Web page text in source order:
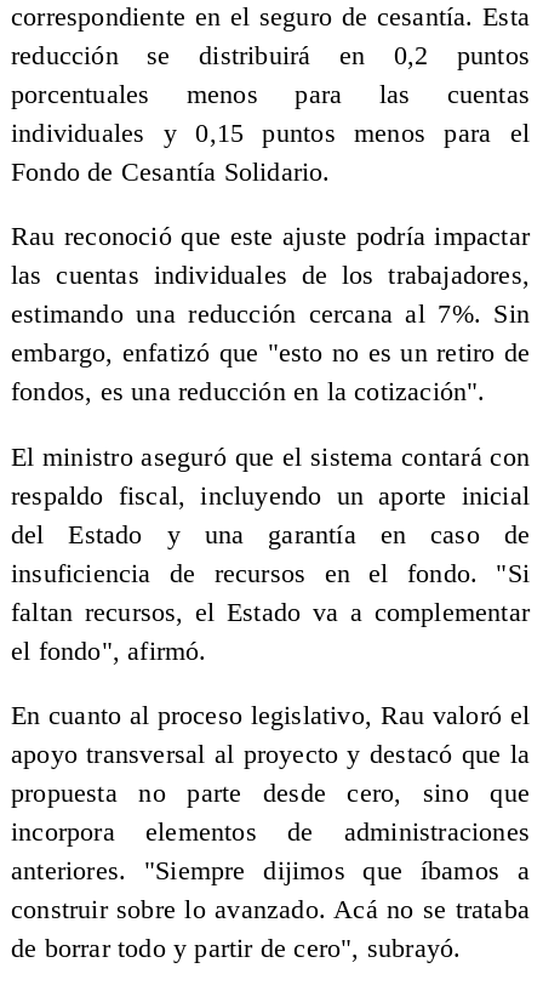
correspondiente en el seguro de cesantía. Esta
reducción se distribuirá en 0,2 puntos
porcentuales menos para las cuentas
individuales y 0,15 puntos menos para el
Fondo de Cesantía Solidario.
Rau reconoció que este ajuste podría impactar
las cuentas individuales de los trabajadores,
estimando una reducción cercana al 7%. Sin
embargo, enfatizó que "esto no es un retiro de
fondos, es una reducción en la cotización".
El ministro aseguró que el sistema contará con
respaldo fiscal, incluyendo un aporte inicial
del Estado y una garantía en caso de
insuficiencia de recursos en el fondo. "Si
faltan recursos, el Estado va a complementar
el fondo", afirmó.
En cuanto al proceso legislativo, Rau valoró el
apoyo transversal al proyecto y destacó que la
propuesta no parte desde cero, sino que
incorpora elementos de administraciones
anteriores. "Siempre dijimos que íbamos a
construir sobre lo avanzado. Acá no se trataba
de borrar todo y partir de cero", subrayó.